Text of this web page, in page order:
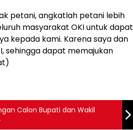
petani, angkatlah petani lebih
masyarakat OKI untuk dapat
kepada kami. Karena saya dan
sehingga dapat memajukan
Calon Bupati dan Wakil